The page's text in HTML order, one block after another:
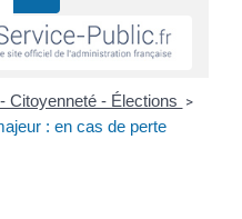
Citoyenneté - Élections >
: en cas de perte